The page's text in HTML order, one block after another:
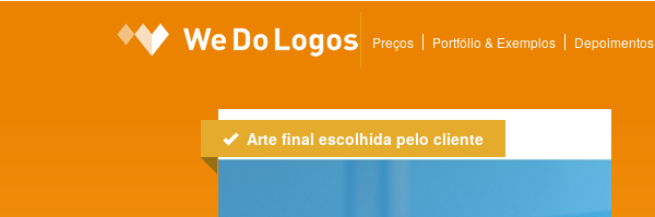
Preços Portfólio & Exemplos Depoimentos
Arte final escolhida pelo cliente